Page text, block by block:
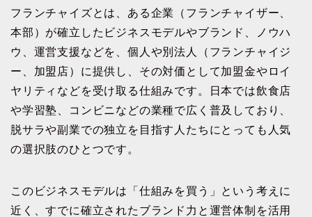
フランチャイズとは、ある企業（フランチャイザー、
本部）が確立したビジネスモデルやブランド、ノウハ
ウ、運営支援などを、個人や別法人（フランチャイジ
ー、加盟店）に提供し、その対価として加盟金やロイ
ヤリティなどを受け取る仕組みです。日本では飲食店
や学習塾、コンビニなどの業種で広く普及しており、
脱サラや副業での独立を目指す人たちにとっても人気
の選択肢のひとつです。
このビジネスモデルは「仕組みを買う」という考えに
近く、すでに確立されたブランド力と運営体制を活用